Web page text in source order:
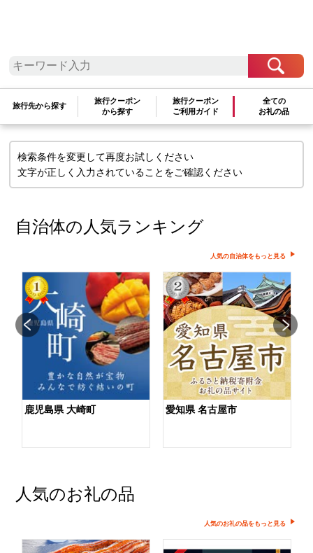
旅行先から探す
旅行クーポン
から探す
旅行クーポン
ご利用ガイド
全ての
お礼の品
検索条件に一致するお礼の品はありま
せん
検索条件を変更して再度お試しください
文字が正しく入力されていることをご確認ください
自治体の人気ランキング
人気の自治体をもっと見る
鹿児島県 大崎町 愛知県 名古屋市
人気のお礼の品
人気のお礼の品をもっと見る